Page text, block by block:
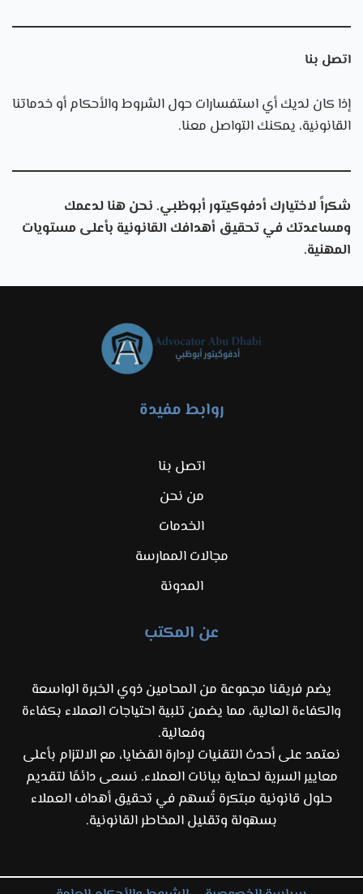
اتصل بنا
إذا كان لديك أي استفسارات حول الشروط والأحكام أو خدماتنا
القانونية، يمكنك التواصل معنا.
شكراً لاختيارك أدفوكيتور أبوظبي. نحن هنا لدعمك
ومساعدتك في تحقيق أهدافك القانونية بأعلى مستويات
المهنية.
روابط مفيدة
اتصل بنا
من نحن
الخدمات
مجالات الممارسة
المدونة
عن المكتب
يضم فريقنا مجموعة من المحامين ذوي الخبرة الواسعة
والكفاءة العالية، مما يضمن تلبية احتياجات العملاء بكفاءة
وفعالية.
نعتمد على أحدث التقنيات لإدارة القضايا، مع الالتزام بأعلى
معايير السرية لحماية بيانات العملاء. نسعى دائمًا لتقديم
حلول قانونية مبتكرة تُسهم في تحقيق أهداف العملاء
بسهولة وتقليل المخاطر القانونية.